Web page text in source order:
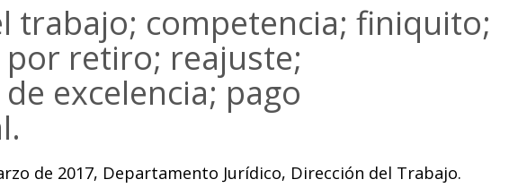
trabajo; competencia; finiquito;
retiro; reajuste;
excelencia; pago
de 2017, Departamento Jurídico, Dirección del Trabajo.